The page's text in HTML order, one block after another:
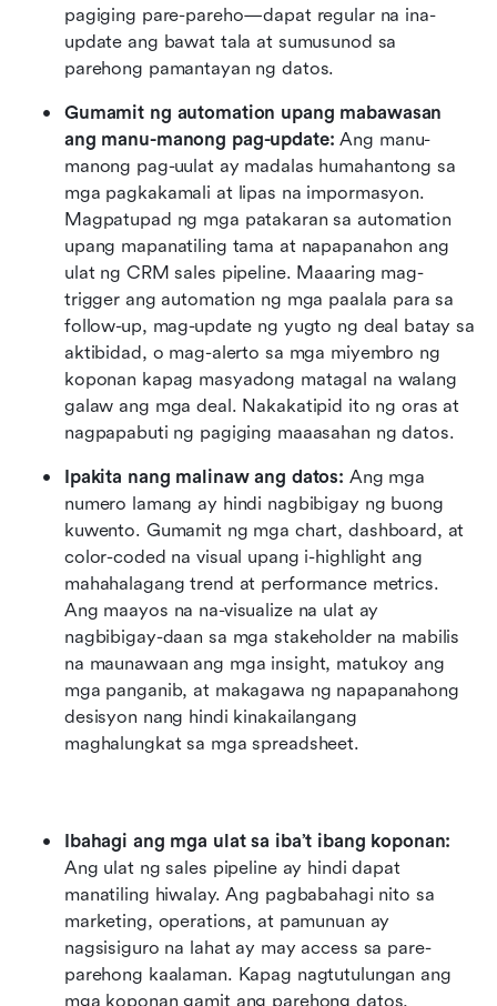
pagiging pare-pareho—dapat regular na ina-
update ang bawat tala at sumusunod sa
parehong pamantayan ng datos.
Gumamit ng automation upang mabawasan
ang manu-manong pag-update: Ang manu-
manong pag-uulat ay madalas humahantong sa
mga pagkakamali at lipas na impormasyon.
Magpatupad ng mga patakaran sa automation
upang mapanatiling tama at napapanahon ang
ulat ng CRM sales pipeline. Maaaring mag-
trigger ang automation ng mga paalala para sa
follow-up, mag-update ng yugto ng deal batay sa
aktibidad, o mag-alerto sa mga miyembro ng
koponan kapag masyadong matagal na walang
galaw ang mga deal. Nakakatipid ito ng oras at
nagpapabuti ng pagiging maaasahan ng datos.
Ipakita nang malinaw ang datos: Ang mga
numero lamang ay hindi nagbibigay ng buong
kuwento. Gumamit ng mga chart, dashboard, at
color-coded na visual upang i-highlight ang
mahahalagang trend at performance metrics.
Ang maayos na na-visualize na ulat ay
nagbibigay-daan sa mga stakeholder na mabilis
na maunawaan ang mga insight, matukoy ang
mga panganib, at makagawa ng napapanahong
desisyon nang hindi kinakailangang
maghalungkat sa mga spreadsheet.
Ibahagi ang mga ulat sa iba’t ibang koponan:
Ang ulat ng sales pipeline ay hindi dapat
manatiling hiwalay. Ang pagbabahagi nito sa
marketing, operations, at pamunuan ay
nagsisiguro na lahat ay may access sa pare-
parehong kaalaman. Kapag nagtutulungan ang
mga koponan gamit ang parehong datos,